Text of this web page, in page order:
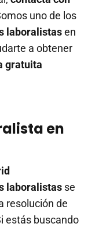
uno de los
laboralistasen
a obtener
gratuita
en
laboralistas se
resolución de
estás buscando